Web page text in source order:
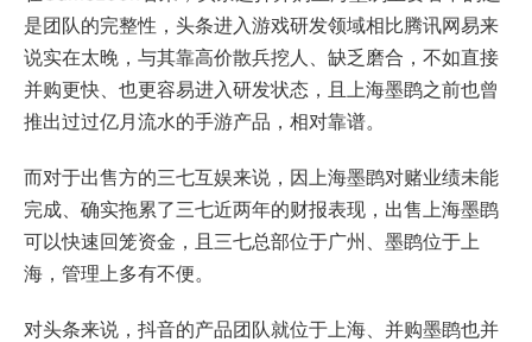
是团队的完整性，头条进入游戏研发领域相比腾讯网易来
说实在太晚，与其靠高价散兵挖人、缺乏磨合，不如直接
并购更快、也更容易进入研发状态，且上海墨鹍之前也曾
推出过过亿月流水的手游产品，相对靠谱。
而对于出售方的三七互娱来说，因上海墨鹍对赌业绩未能
完成、确实拖累了三七近两年的财报表现，出售上海墨鹍
可以快速回笼资金，且三七总部位于广州、墨鹍位于上
海，管理上多有不便。
对头条来说，抖音的产品团队就位于上海、并购墨鹍也并